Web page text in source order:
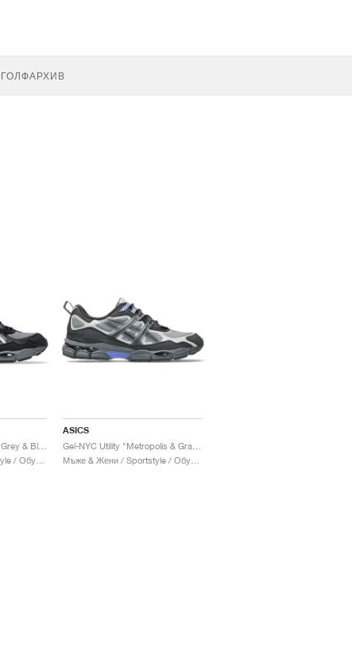
ГОЛФАРХИВ
Gel-NYC Utility "Carrier Grey & Black"
Мъже & Жени / Sportstyle / Обувки
ASICS